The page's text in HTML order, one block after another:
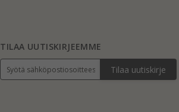
TILAA UUTISKIRJEEMME
Tilaa uutiskirje